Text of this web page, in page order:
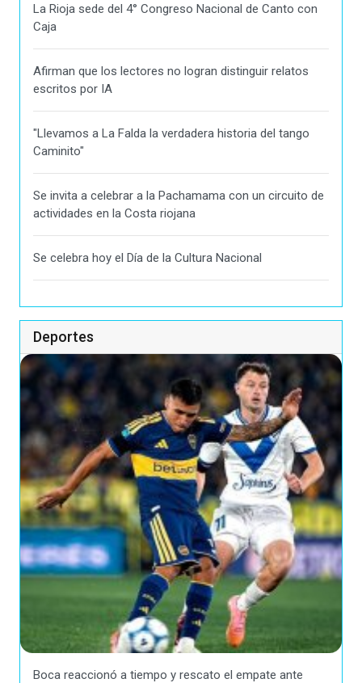
La Rioja sede del 4° Congreso Nacional de Canto con
Caja
Afirman que los lectores no logran distinguir relatos
escritos por IA
"Llevamos a La Falda la verdadera historia del tango
Caminito"
Se invita a celebrar a la Pachamama con un circuito de
actividades en la Costa riojana
Se celebra hoy el Día de la Cultura Nacional
Deportes
Boca reaccionó a tiempo y rescato el empate ante